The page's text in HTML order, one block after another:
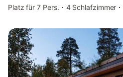
Platz für 7 Pers.
4 Schlafzimmer